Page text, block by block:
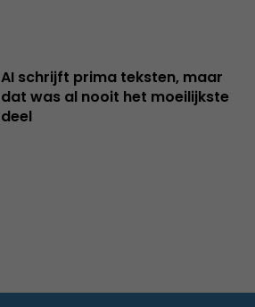
AI schrijft prima teksten, maar
dat was al nooit het moeilijkste
deel